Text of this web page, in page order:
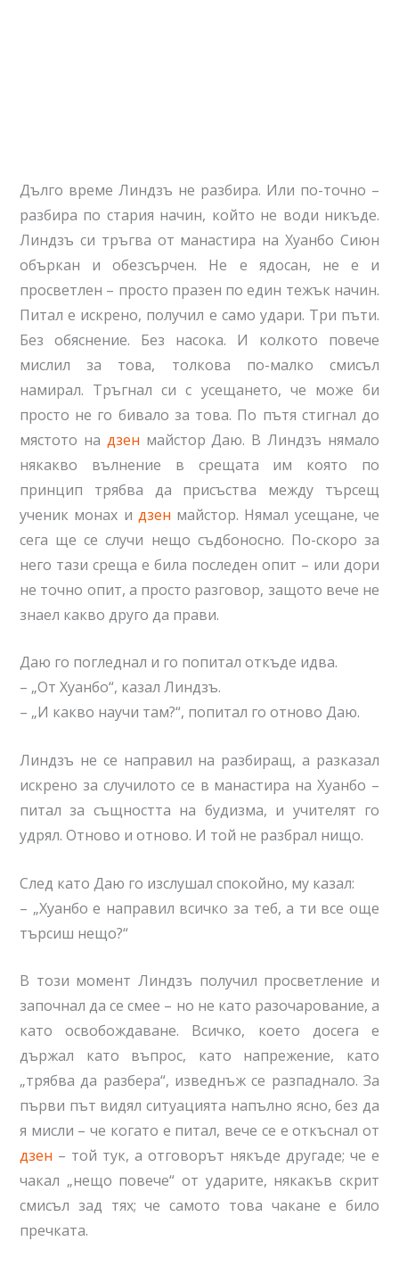
Дълго време Линдзъ не разбира. Или по-точно –
разбира по стария начин, който не води никъде.
Линдзъ си тръгва от манастира на Хуанбо Сиюн
объркан и обезсърчен. Не е ядосан, не е и
просветлен – просто празен по един тежък начин.
Питал е искрено, получил е само удари. Три пъти.
Без обяснение. Без насока. И колкото повече
мислил за това, толкова по-малко смисъл
намирал. Тръгнал си с усещането, че може би
просто не го бивало за това. По пътя стигнал до
мястото на дзен майстор Даю. В Линдзъ нямало
някакво вълнение в срещата им която по
принцип трябва да присъства между търсещ
ученик монах и дзен майстор. Нямал усещане, че
сега ще се случи нещо съдбоносно. По-скоро за
него тази среща е била последен опит – или дори
не точно опит, а просто разговор, защото вече не
знаел какво друго да прави.
Даю го погледнал и го попитал откъде идва.
– „От Хуанбо“, казал Линдзъ.
– „И какво научи там?“, попитал го отново Даю.
Линдзъ не се направил на разбиращ, a разказал
искрено за случилото се в манастира на Хуанбо –
питал за същността на будизма, и учителят го
удрял. Отново и отново. И той не разбрал нищо.
След като Даю го изслушал спокойно, му казал:
– „Хуанбо е направил всичко за теб, а ти все още
търсиш нещо?“
В този момент Линдзъ получил просветление и
започнал да се смее – но не като разочарование, а
като освобождаване. Всичко, което досега е
държал като въпрос, като напрежение, като
„трябва да разбера“, изведнъж се разпаднало. За
първи път видял ситуацията напълно ясно, без да
я мисли – че когато е питал, вече се е откъснал от
дзен – той тук, а отговорът някъде другаде; че е
чакал „нещо повече“ от ударите, някакъв скрит
смисъл зад тях; че самото това чакане е било
пречката.